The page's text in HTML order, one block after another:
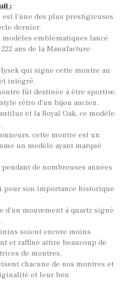
:
est l’une des plus prestigieuses
dernier.
modèles emblématiques lancé
ans de la Manufacture
qui signe cette montre au
intégré.
fût destinée à être sportive,
rétro d’un bijou ancien.
et la Royal Oak, ce modèle
cette montre est un
un modèle ayant marqué
de nombreuses années
pour son importance historique
d’un mouvement à quartz signé
soient encore moins
et raffiné attire beaucoup de
de montres.
chacune de nos montres et
et leur bon